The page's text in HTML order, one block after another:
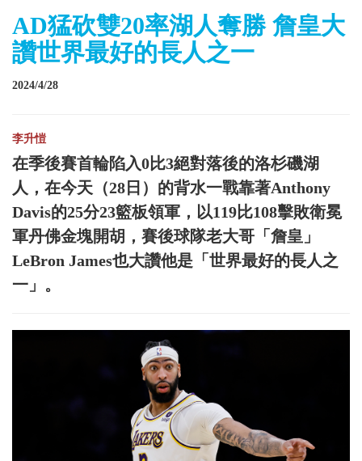
AD猛砍雙20率湖人奪勝 詹皇大
讚世界最好的長人之一
2024/4/28
李升愷
在季後賽首輪陷入0比3絕對落後的洛杉磯湖
人，在今天（28日）的背水一戰靠著Anthony
Davis的25分23籃板領軍，以119比108擊敗衛冕
軍丹佛金塊開胡，賽後球隊老大哥「詹皇」
LeBron James也大讚他是「世界最好的長人之
一」。